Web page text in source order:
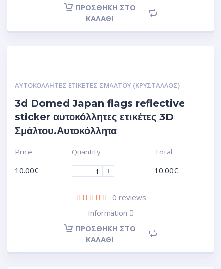
ΠΡΟΣΘΉΚΗ ΣΤΟ
ΚΑΛΆΘΙ
ΑΥΤΟΚΌΛΛΗΤΕΣ ΕΤΙΚΈΤΕΣ ΣΜΆΛΤΟΥ (ΚΡΥΣΤΑΛΛΟΣ)
3d Domed Japan flags reflective
sticker αυτοκόλλητες ετικέτες 3D
Σμάλτου.Αυτοκόλλητα
Price
10.00€
Quantity
-
+
Total
10.00€
0 reviews
Information
ΠΡΟΣΘΉΚΗ ΣΤΟ
ΚΑΛΆΘΙ